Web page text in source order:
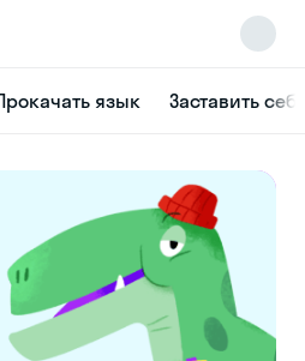
язык Заставить